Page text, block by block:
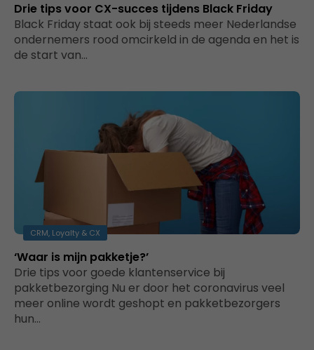
Drie tips voor CX-succes tijdens Black Friday
Black Friday staat ook bij steeds meer Nederlandse
ondernemers rood omcirkeld in de agenda en het is
de start van…
CRM, Loyalty & CX
‘Waar is mijn pakketje?’
Drie tips voor goede klantenservice bij
pakketbezorging Nu er door het coronavirus veel
meer online wordt geshopt en pakketbezorgers
hun…